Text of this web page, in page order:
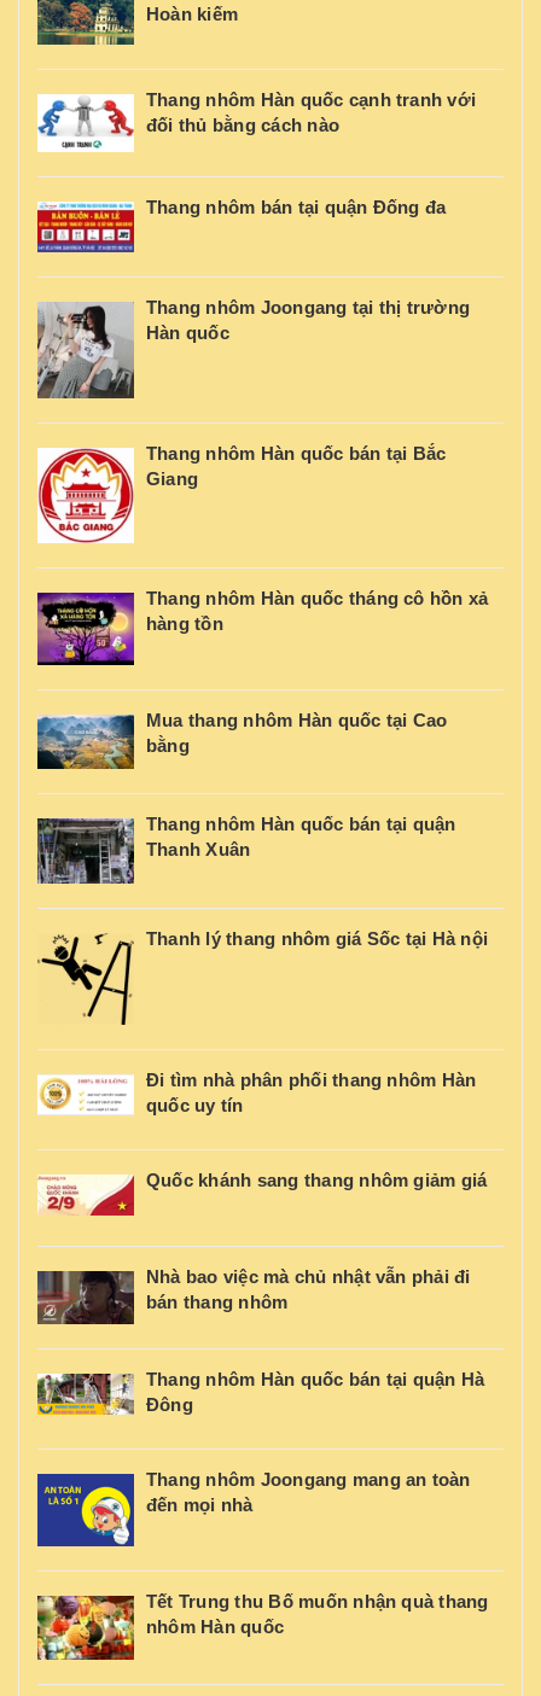
Hoàn kiếm
Thang nhôm Hàn quốc cạnh tranh với
đối thủ bằng cách nào
Thang nhôm bán tại quận Đống đa
Thang nhôm Joongang tại thị trường
Hàn quốc
Thang nhôm Hàn quốc bán tại Bắc
Giang
Thang nhôm Hàn quốc tháng cô hồn xả
hàng tồn
Mua thang nhôm Hàn quốc tại Cao
bằng
Thang nhôm Hàn quốc bán tại quận
Thanh Xuân
Thanh lý thang nhôm giá Sốc tại Hà nội
Đi tìm nhà phân phối thang nhôm Hàn
quốc uy tín
Quốc khánh sang thang nhôm giảm giá
Nhà bao việc mà chủ nhật vẫn phải đi
bán thang nhôm
Thang nhôm Hàn quốc bán tại quận Hà
Đông
Thang nhôm Joongang mang an toàn
đến mọi nhà
Tết Trung thu Bố muốn nhận quà thang
nhôm Hàn quốc